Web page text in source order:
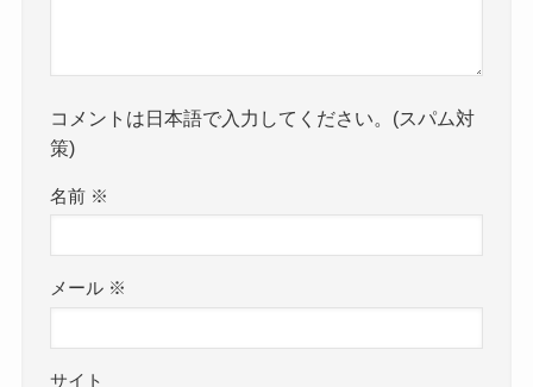
コメントは日本語で入力してください。(スパム対
策)
名前 ※
メール ※
サイト